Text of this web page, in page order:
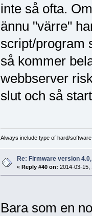
inte så ofta.
ännu "värre"
script/program
så kommer
webbserver
slut och så
Always include type of hard/
Re: Firmware version
« Reply #40 on: 2014-03-15,
Bara som en